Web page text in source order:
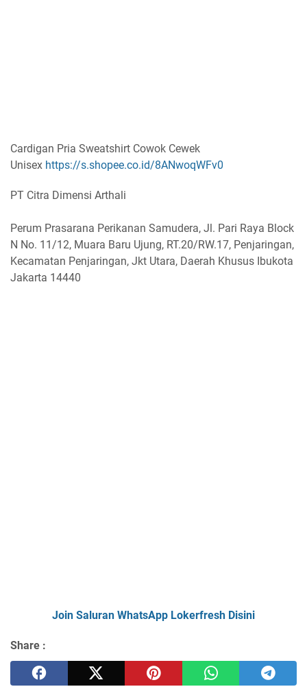
Cardigan Pria Sweatshirt Cowok Cewek
Unisex https://s.shopee.co.id/8ANwoqWFv0
PT Citra Dimensi Arthali
Perum Prasarana Perikanan Samudera, Jl. Pari Raya Block
N No. 11/12, Muara Baru Ujung, RT.20/RW.17, Penjaringan,
Kecamatan Penjaringan, Jkt Utara, Daerah Khusus Ibukota
Jakarta 14440
Join Saluran WhatsApp Lokerfresh Disini
Share :